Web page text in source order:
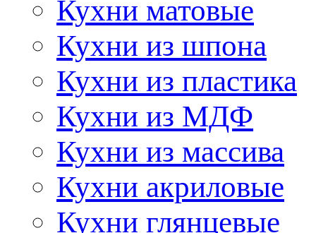
Кухни матовые
Кухни из шпона
Кухни из пластика
Кухни из МДФ
Кухни из массива
Кухни акриловые
Кухни глянцевые